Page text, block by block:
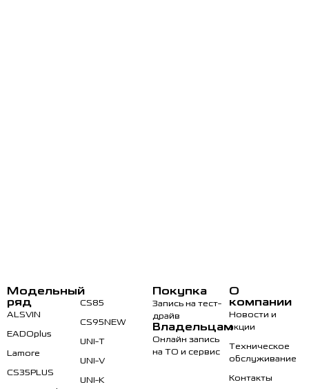
Модельный
ряд
ALSVIN
EADOplus
Lamore
CS35PLUS
CS85
CS95NEW
UNI-T
UNI-V
UNI-K
Покупка
Запись на тест-
драйв
Владельцам
Онлайн запись
на ТО и сервис
О
компании
Новости и
акции
Техническое
обслуживание
Контакты